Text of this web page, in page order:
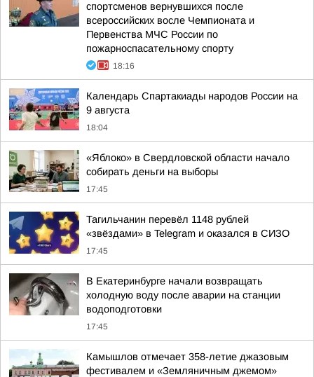
спортсменов вернувшихся после
всероссийских восле Чемпионата и
Первенства МЧС России по
пожарноспасательному спорту
18:16
Календарь Спартакиады народов России на
9 августа
18:04
«Яблоко» в Свердловской области начало
собирать деньги на выборы
17:45
Тагильчанин перевёл 1148 рублей
«звёздами» в Telegram и оказался в СИЗО
17:45
В Екатеринбурге начали возвращать
холодную воду после аварии на станции
водоподготовки
17:45
Камышлов отмечает 358-летие джазовым
фестивалем и «Земляничным джемом»